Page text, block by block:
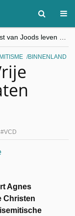
“Besnijdenisdebat toont hoe moeilijk seculiere Westen minderheden begrijpt”, Jinnih Beels (Vooruit)
CITYTRIP | ROEMENIË – Boekarest: de verrassing van Oost-Europa
BINNENLAND
VCD
Agnes
Christen